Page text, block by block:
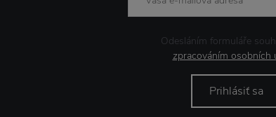
Odesláním formuláře
zpracováním osobních
Prihlásiť sa